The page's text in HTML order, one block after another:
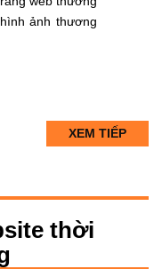
ảnh thương
XEM TIẾP
thời